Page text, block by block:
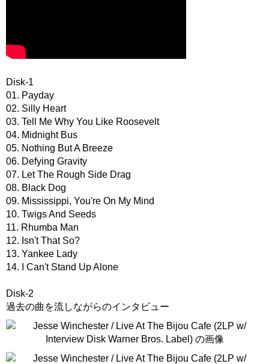
Disk-1
01. Payday
02. Silly Heart
03. Tell Me Why You Like Roosevelt
04. Midnight Bus
05. Nothing But A Breeze
06. Defying Gravity
07. Let The Rough Side Drag
08. Black Dog
09. Mississippi, You're On My Mind
10. Twigs And Seeds
11. Rhumba Man
12. Isn't That So?
13. Yankee Lady
14. I Can't Stand Up Alone
Disk-2
過去の曲を流しながらのインタビュー